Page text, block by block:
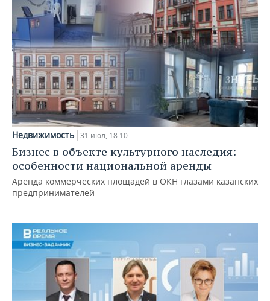
Недвижимость 31 июл, 18:10
Бизнес в объекте культурного наследия:
особенности национальной аренды
Аренда коммерческих площадей в ОКН глазами казанских
предпринимателей